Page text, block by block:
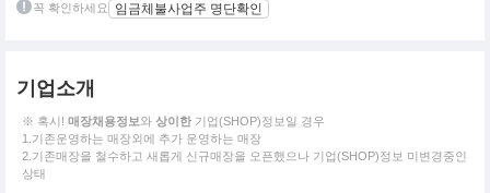
꼭 확인하세요 임금체불사업주 명단확인
기업소개
※ 혹시! 매장채용정보와 상이한 기업(SHOP)정보일 경우
1.기존운영하는 매장외에 추가 운영하는 매장
2.기존매장을 철수하고 새롭게 신규매장을 오픈했으나 기업(SHOP)정보 미변경중인
상태